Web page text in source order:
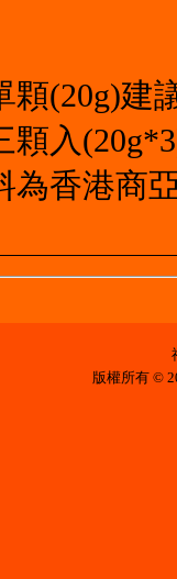
顆(20g)建
顆入
為香港商
版權所有 ©